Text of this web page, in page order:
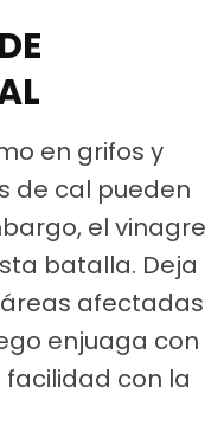
en grifos y
de cal pueden
el vinagre
batalla. Deja
afectadas
enjuaga con
con la